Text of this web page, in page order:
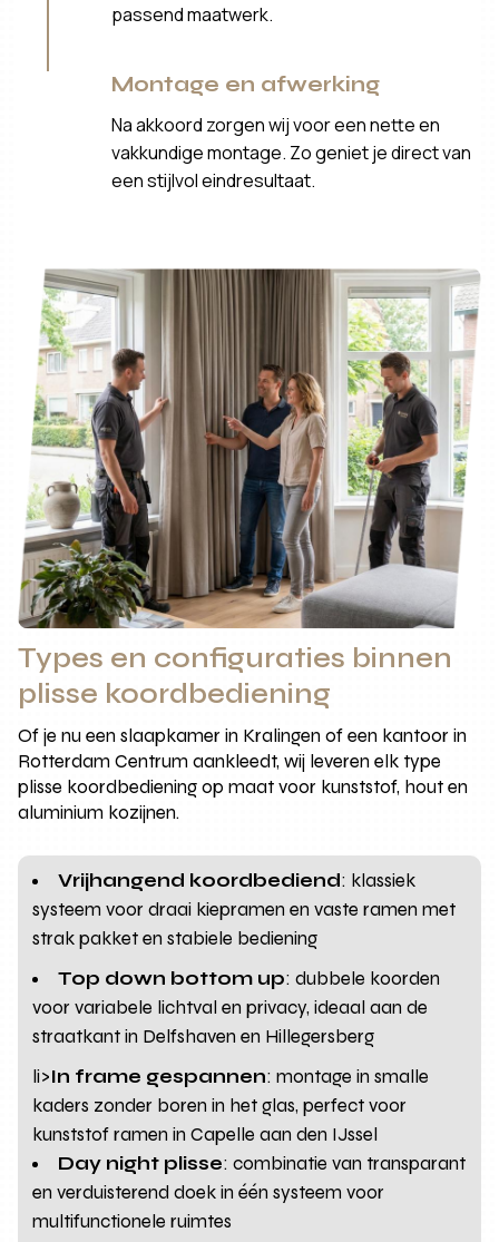
passend maatwerk.
Montage en afwerking
Na akkoord zorgen wij voor een nette en
vakkundige montage. Zo geniet je direct van
een stijlvol eindresultaat.
Types en configuraties binnen
plisse koordbediening
Of je nu een slaapkamer in Kralingen of een kantoor in
Rotterdam Centrum aankleedt, wij leveren elk type
plisse koordbediening op maat voor kunststof, hout en
aluminium kozijnen.
Vrijhangend koordbediend: klassiek
systeem voor draai kiepramen en vaste ramen met
strak pakket en stabiele bediening
Top down bottom up: dubbele koorden
voor variabele lichtval en privacy, ideaal aan de
straatkant in Delfshaven en Hillegersberg
li>In frame gespannen: montage in smalle
kaders zonder boren in het glas, perfect voor
kunststof ramen in Capelle aan den IJssel
Day night plisse: combinatie van transparant
en verduisterend doek in één systeem voor
multifunctionele ruimtes